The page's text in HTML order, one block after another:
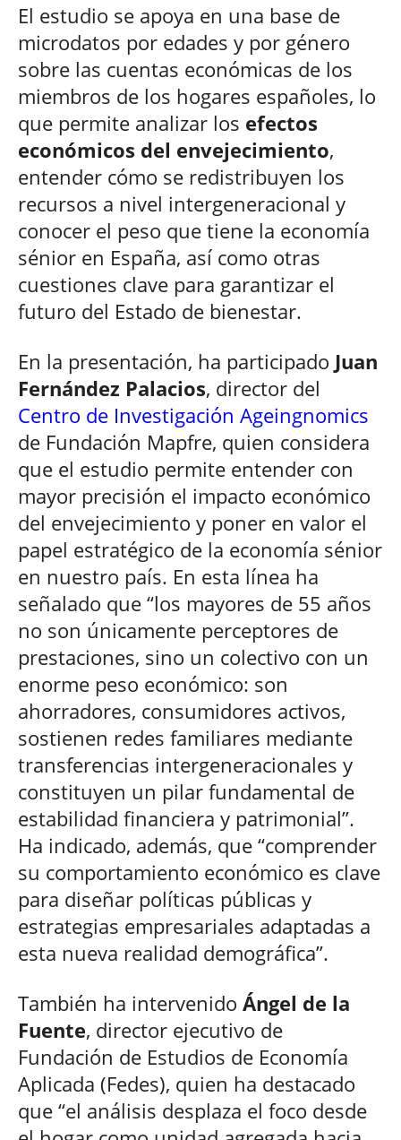
El estudio se apoya en una base de
microdatos por edades y por género
sobre las cuentas económicas de los
miembros de los hogares españoles, lo
que permite analizar los efectos
económicos del envejecimiento,
entender cómo se redistribuyen los
recursos a nivel intergeneracional y
conocer el peso que tiene la economía
sénior en España, así como otras
cuestiones clave para garantizar el
futuro del Estado de bienestar.
En la presentación, ha participado Juan
Fernández Palacios, director del
Centro de Investigación Ageingnomics
de Fundación Mapfre, quien considera
que el estudio permite entender con
mayor precisión el impacto económico
del envejecimiento y poner en valor el
papel estratégico de la economía sénior
en nuestro país. En esta línea ha
señalado que “los mayores de 55 años
no son únicamente perceptores de
prestaciones, sino un colectivo con un
enorme peso económico: son
ahorradores, consumidores activos,
sostienen redes familiares mediante
transferencias intergeneracionales y
constituyen un pilar fundamental de
estabilidad financiera y patrimonial”.
Ha indicado, además, que “comprender
su comportamiento económico es clave
para diseñar políticas públicas y
estrategias empresariales adaptadas a
esta nueva realidad demográfica”.
También ha intervenido Ángel de la
Fuente, director ejecutivo de
Fundación de Estudios de Economía
Aplicada (Fedes), quien ha destacado
que “el análisis desplaza el foco desde